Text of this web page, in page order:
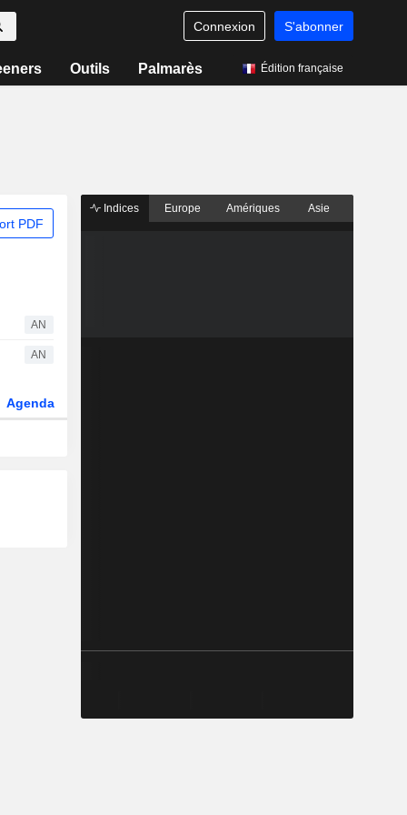
Connexion S'abonner
Outils Palmarès Édition française
PDF
AN
AN
Agenda
Indices Europe Amériques Asie